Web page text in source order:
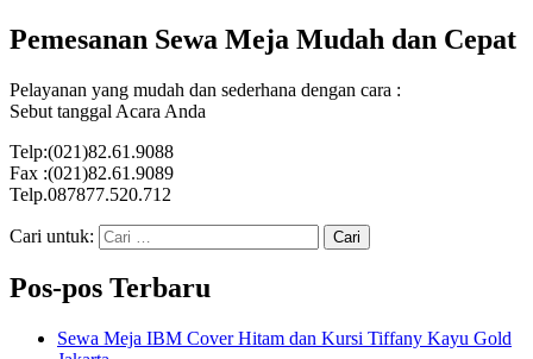
Pemesanan Sewa Meja Mudah dan Cepat
Pelayanan yang mudah dan sederhana dengan cara :
Sebut tanggal Acara Anda
Telp:(021)82.61.9088
Fax :(021)82.61.9089
Telp.087877.520.712
Cari untuk:
Pos-pos Terbaru
Sewa Meja IBM Cover Hitam dan Kursi Tiffany Kayu Gold